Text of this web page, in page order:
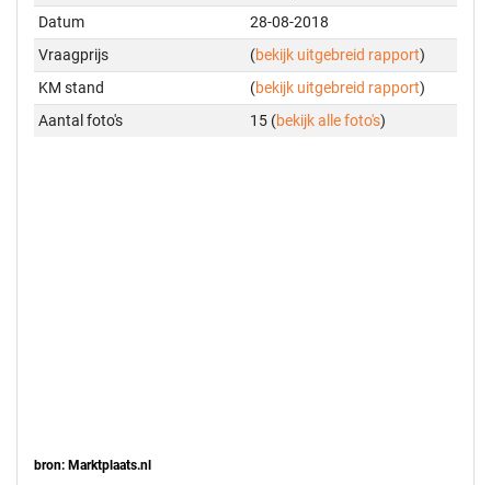
Datum
28-08-2018
Vraagprijs
(bekijk uitgebreid rapport)
KM stand
(bekijk uitgebreid rapport)
Aantal foto's
15 (bekijk alle foto's)
bron: Marktplaats.nl